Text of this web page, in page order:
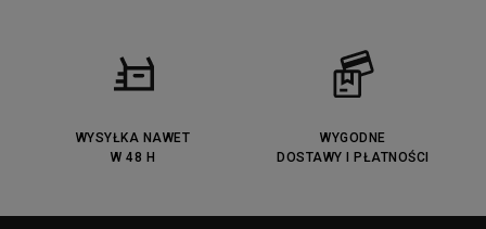
WYSYŁKA NAWET
W 48 H
WYGODNE
DOSTAWY I PŁATNOŚCI